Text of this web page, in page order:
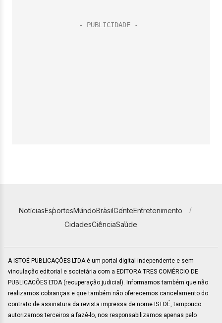
NotíciasEsportesMundoBrasilGenteEntretenimento
CidadesCiênciaSaúde
A ISTOÉ PUBLICAÇÕES LTDA é um portal digital independente e sem
vinculação editorial e societária com a EDITORA TRES COMÉRCIO DE
PUBLICACÕES LTDA (recuperação judicial). Informamos também que não
realizamos cobranças e que também não oferecemos cancelamento do
contrato de assinatura da revista impressa de nome ISTOÉ, tampouco
autorizamos terceiros a fazê-lo, nos responsabilizamos apenas pelo